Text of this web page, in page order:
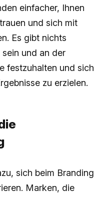
einfacher, Ihnen
und sich mit
Es gibt nichts
und an der
festzuhalten und sich
zu erzielen.
sich beim Branding
Marken, die